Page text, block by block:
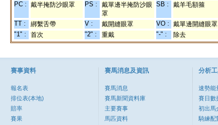
PC : 戴半掩防沙眼罩 PS :
戴單邊半掩防沙眼
罩
SB : 戴羊毛額箍
TT : 綁繫舌帶 V : 戴開縫眼罩 VO : 戴單邊開縫眼罩
"1" :
首次 "2" : 重戴 "-" : 除去
賽事資料
報名表
排位表(本地)
賠率
賽果
賽馬消息及資訊
賽馬消息
賽馬新聞資料庫
主要賽事
馬匹資料
分析
速勢能
賽日數
初出馬
騎練配